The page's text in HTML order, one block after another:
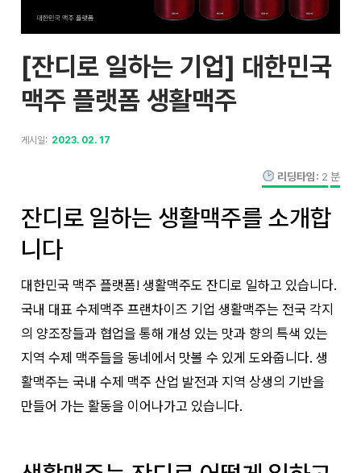
[잔디로 일하는 기업] 대한민국
맥주 플랫폼 생활맥주
게시일: 2023. 02. 17
리딩타임: 2 분
잔디로 일하는 생활맥주를 소개합
니다
대한민국 맥주 플랫폼! 생활맥주도 잔디로 일하고 있습니다.
국내 대표 수제맥주 프랜차이즈 기업 생활맥주는 전국 각지
의 양조장들과 협업을 통해 개성 있는 맛과 향의 특색 있는
지역 수제 맥주들을 동네에서 맛볼 수 있게 도와줍니다. 생
활맥주는 국내 수제 맥주 산업 발전과 지역 상생의 기반을
만들어 가는 활동을 이어나가고 있습니다.